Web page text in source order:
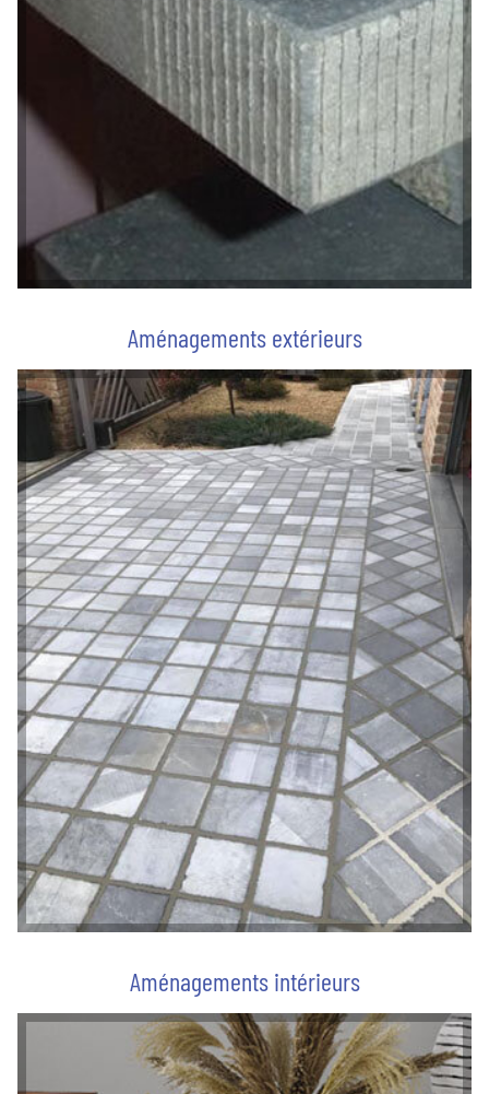
Aménagements extérieurs
Aménagements intérieurs